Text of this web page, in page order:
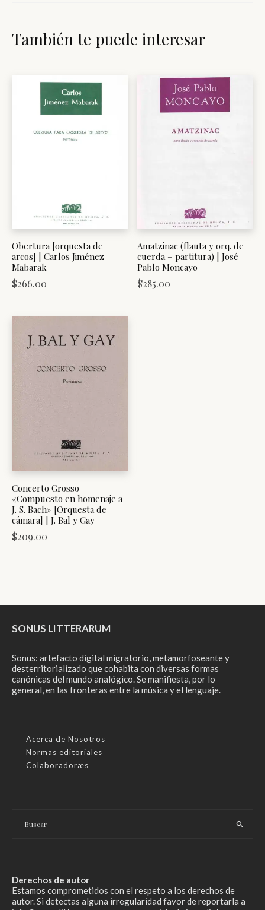
También te puede interesar
Obertura [orquesta de
arcos] | Carlos Jiménez
Mabarak
$266.00
Amatzinac (flauta y orq. de
cuerda – partitura) | José
Pablo Moncayo
$285.00
Concerto Grosso
«Compuesto en homenaje a
J. S. Bach» [Orquesta de
cámara] | J. Bal y Gay
$209.00
SONUS LITTERARUM
Sonus: artefacto digital migratorio, metamorfoseante y
desterritorializado que cohabita con diversas formas
canónicas del mundo analógico. Se manifiesta, por lo
general, en las fronteras entre la música y el lenguaje.
Acerca de Nosotros
Normas editoriales
Colaboradoræs
Derechos de autor
Estamos comprometidos con el respeto a los derechos de
autor. Si detectas alguna irregularidad favor de reportarla a